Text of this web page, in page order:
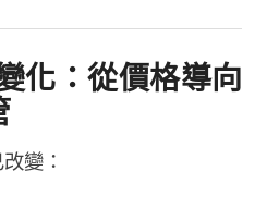
化：從價格導向
變：